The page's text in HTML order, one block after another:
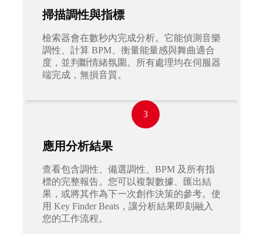
掃描調性與指標
檢索器會在數秒內完成分析。它能偵測音樂
調性、計算 BPM、衡量能量感與舞曲適合
度，並判斷情緒氛圍。所有處理均在伺服器
端完成，無損音質。
3
應用分析結果
查看包含調性、備選調性、BPM 及所有指
標的完整報告。您可以複製數據、匯出結
果，或將其作為下一次創作決策的參考。使
用 Key Finder Beats，讓分析結果即刻融入
您的工作流程。